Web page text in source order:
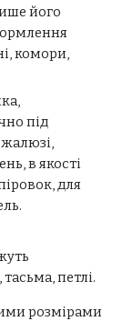
його
комори,
під
в якості
для
петлі.
розмірами